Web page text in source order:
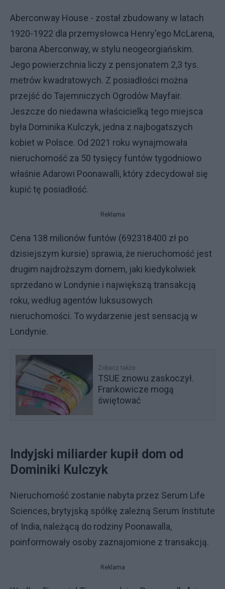
Aberconway House - został zbudowany w latach
1920-1922 dla przemysłowca Henry'ego McLarena,
barona Aberconway, w stylu neogeorgiańskim.
Jego powierzchnia liczy z pensjonatem 2,3 tys.
metrów kwadratowych. Z posiadłości można
przejść do Tajemniczych Ogrodów Mayfair.
Jeszcze do niedawna właścicielką tego miejsca
była Dominika Kulczyk, jedna z najbogatszych
kobiet w Polsce. Od 2021 roku wynajmowała
nieruchomość za 50 tysięcy funtów tygodniowo
właśnie Adarowi Poonawalli, który zdecydował się
kupić tę posiadłość.
Reklama
Cena 138 milionów funtów (692318400 zł po
dzisiejszym kursie) sprawia, że nieruchomość jest
drugim najdroższym domem, jaki kiedykolwiek
sprzedano w Londynie i największą transakcją
roku, według agentów luksusowych
nieruchomości. To wydarzenie jest sensacją w
Londynie.
Zobacz także
TSUE znowu zaskoczył.
Frankowicze mogą
świętować
Indyjski miliarder kupił dom od
Dominiki Kulczyk
Nieruchomość zostanie nabyta przez Serum Life
Sciences, brytyjską spółkę zależną Serum Institute
of India, należącą do rodziny Poonawalla,
poinformowały osoby zaznajomione z transakcją.
Reklama